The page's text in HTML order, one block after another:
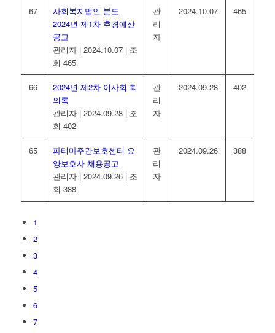
67
사회복지법인 분도
2024년 제1차 추경예산
공고
관리자 | 2024.10.07 | 조
회 465
관
리
자
2024.10.07 465
66
2024년 제2차 이사회 회
의록
관리자 | 2024.09.28 | 조
회 402
관
리
자
2024.09.28 402
65
파티마주간보호센터 요
양보호사 채용공고
관리자 | 2024.09.26 | 조
회 388
관
리
자
2024.09.26 388
1
2
3
4
5
6
7